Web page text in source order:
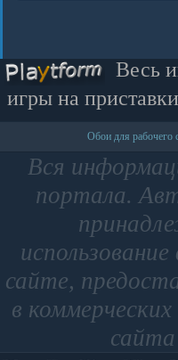
Весь
игры на
Обои для рабочего
Вся
портала.
сайте,
в